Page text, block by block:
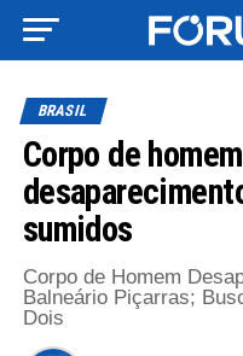
BRASIL
Corpo de
sumidos
Corpo de Homem
Balneário Piçarras;
Dois